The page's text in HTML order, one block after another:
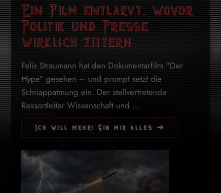
Ein Film entlarvt, wovor
Politik und Presse
wirklich zittern
Felix Straumann hat den Dokumentarfilm "Der
Hype" gesehen – und prompt setzt die
Schnappatmung ein. Der stellvertretende
Ressortleiter Wissenschaft und ...
Ich will mehr! Gib mir alles ➔